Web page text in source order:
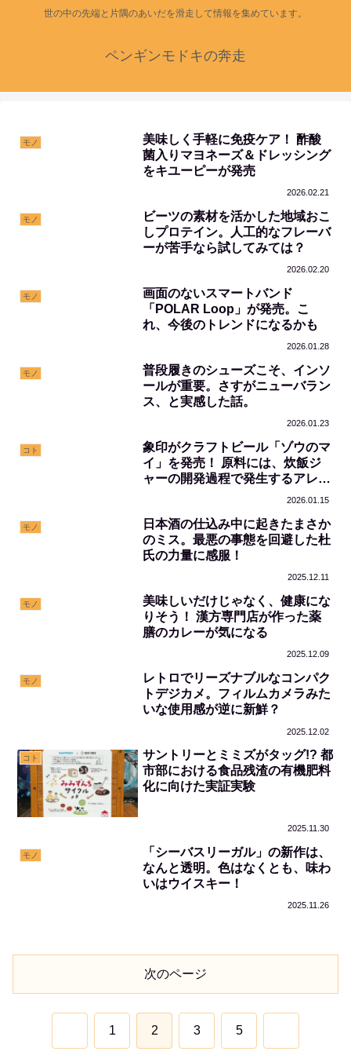
世の中の先端と片隅のあいだを滑走して情報を集めています。
ペンギンモドキの奔走
モノ
美味しく手軽に免疫ケア！ 酢酸
菌入りマヨネーズ＆ドレッシング
をキユーピーが発売
2026.02.21
モノ
ビーツの素材を活かした地域おこ
しプロテイン。人工的なフレーバ
ーが苦手なら試してみては？
2026.02.20
モノ
画面のないスマートバンド
「POLAR Loop」が発売。こ
れ、今後のトレンドになるかも
2026.01.28
モノ
普段履きのシューズこそ、インソ
ールが重要。さすがニューバラン
ス、と実感した話。
2026.01.23
コト
象印がクラフトビール「ゾウのマ
イ」を発売！ 原料には、炊飯ジ
ャーの開発過程で発生するアレを
2026.01.15
モノ
日本酒の仕込み中に起きたまさか
のミス。最悪の事態を回避した杜
氏の力量に感服！
2025.12.11
モノ
美味しいだけじゃなく、健康にな
りそう！ 漢方専門店が作った薬
膳のカレーが気になる
2025.12.09
モノ
レトロでリーズナブルなコンパク
トデジカメ。フィルムカメラみた
いな使用感が逆に新鮮？
2025.12.02
コト
サントリーとミミズがタッグ!? 都
市部における食品残渣の有機肥料
化に向けた実証実験
2025.11.30
モノ
「シーバスリーガル」の新作は、
なんと透明。色はなくとも、味わ
いはウイスキー！
2025.11.26
次のページ
1 2 3 5